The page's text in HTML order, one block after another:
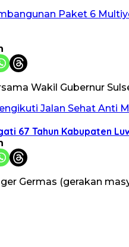
Wakil Gubernur
67 Tahun Kabupaten
Germas (gerakan